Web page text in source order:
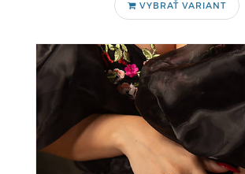
VYBRAŤ VARIANT